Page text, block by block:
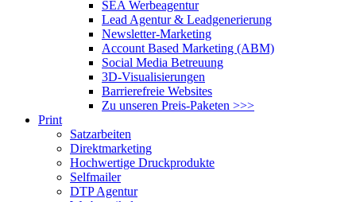
SEA Werbeagentur
Lead Agentur & Leadgenerierung
Newsletter-Marketing
Account Based Marketing (ABM)
Social Media Betreuung
3D-Visualisierungen
Barrierefreie Websites
Zu unseren Preis-Paketen >>>
Print
Satzarbeiten
Direktmarketing
Hochwertige Druckprodukte
Selfmailer
DTP Agentur